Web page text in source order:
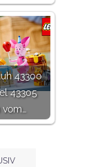
43300
43305